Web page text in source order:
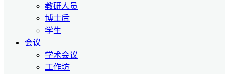
教研人员
博士后
学生
会议
学术会议
工作坊